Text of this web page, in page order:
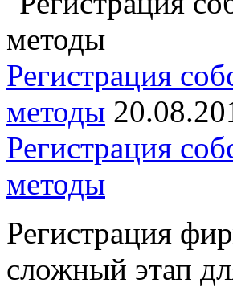
Регистрация
методы
Регистрация
методы
Регистрация
сложный этап